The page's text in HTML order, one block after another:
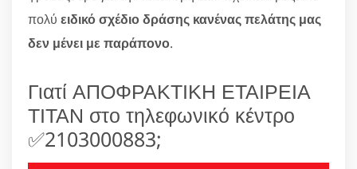
πολύ ειδικό σχέδιο δράσης κανένας πελάτης μας
δεν μένει με παράπονο.
Γιατί ΑΠΟΦΡΑΚΤΙΚΗ ΕΤΑΙΡΕΙΑ
ΤΙΤΑΝ στο τηλεφωνικό κέντρο
✅2103000883;